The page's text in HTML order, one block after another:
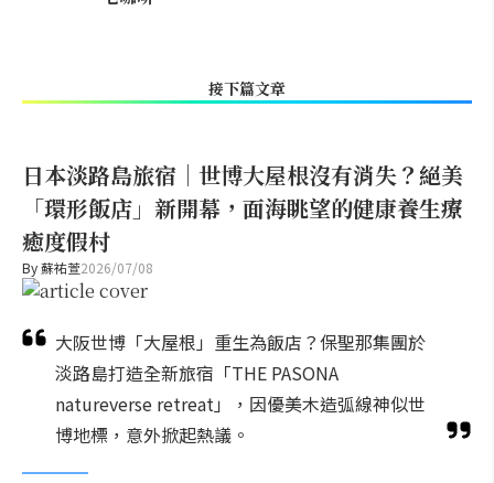
接下篇文章
日本淡路島旅宿｜世博大屋根沒有消失？絕美
「環形飯店」新開幕，面海眺望的健康養生療
癒度假村
By蘇祐萱2026/07/08
大阪世博「大屋根」重生為飯店？保聖那集團於
淡路島打造全新旅宿「THE PASONA
natureverse retreat」，因優美木造弧線神似世
博地標，意外掀起熱議。